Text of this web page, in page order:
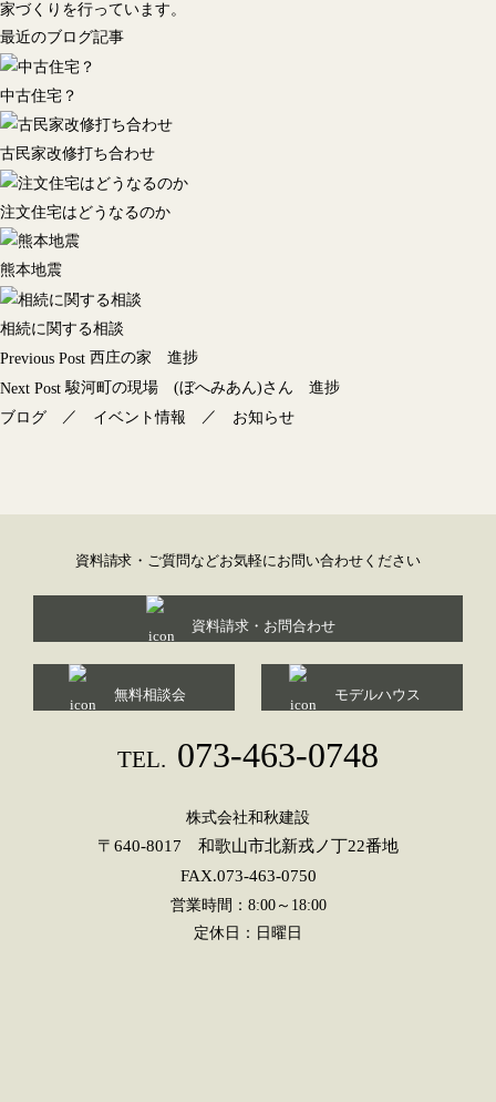
家づくりを行っています。
最近のブログ記事
中古住宅？
古民家改修打ち合わせ
注文住宅はどうなるのか
熊本地震
相続に関する相談
投
稿
ナ
Previous Post 西庄の家 進捗
Next Post 駿河町の現場 (ぼへみあん)さん 進捗
ブログ ／ イベント情報 ／ お知らせ
資料請求・ご質問などお気軽にお問い合わせください
資料請求・お問合わせ
無料相談会 モデルハウス
TEL. 073-463-0748
株式会社和秋建設
〒640-8017 和歌山市北新戎ノ丁22番地
FAX.073-463-0750
営業時間：8:00～18:00
定休日：日曜日